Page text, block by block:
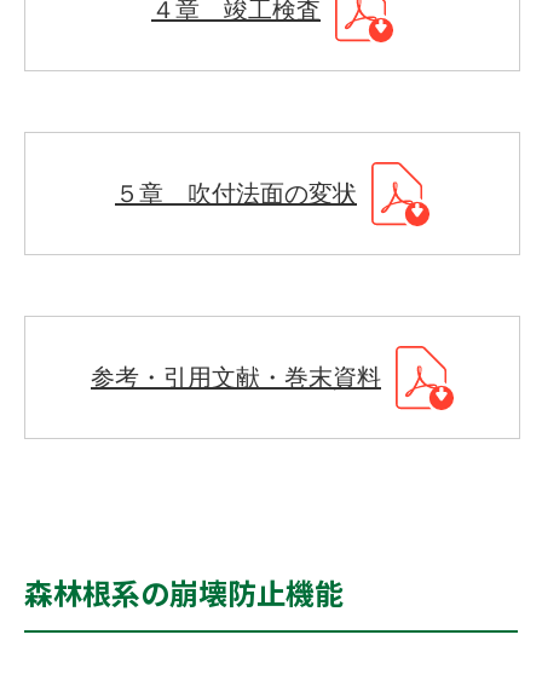
４章 竣工検査
５章 吹付法面の変状
参考・引用文献・巻末資料
森林根系の崩壊防止機能